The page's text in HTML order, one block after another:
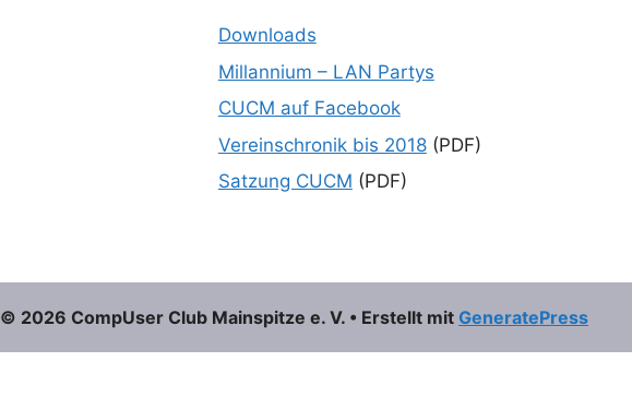
Downloads
Millannium – LAN Partys
CUCM auf Facebook
Vereinschronik bis 2018(PDF)
Satzung CUCM (PDF)
© 2026 CompUser Club Mainspitze e. V. • Erstellt mit GeneratePress